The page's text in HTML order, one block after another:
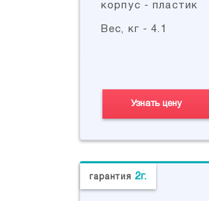
корпус - пластик
Вес, кг - 4.1
Узнать цену
гарантия 2г.